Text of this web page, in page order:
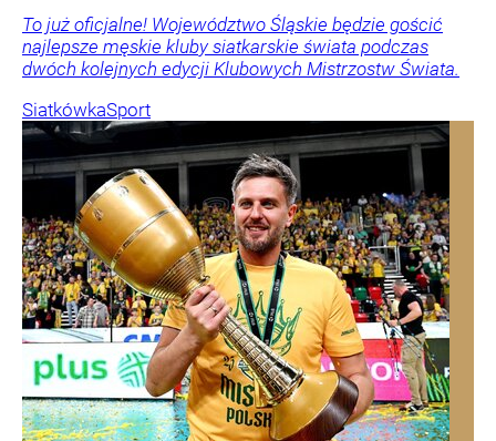
To już oficjalne! Województwo Śląskie będzie gościć
najlepsze męskie kluby siatkarskie świata podczas
dwóch kolejnych edycji Klubowych Mistrzostw Świata.
SiatkówkaSport